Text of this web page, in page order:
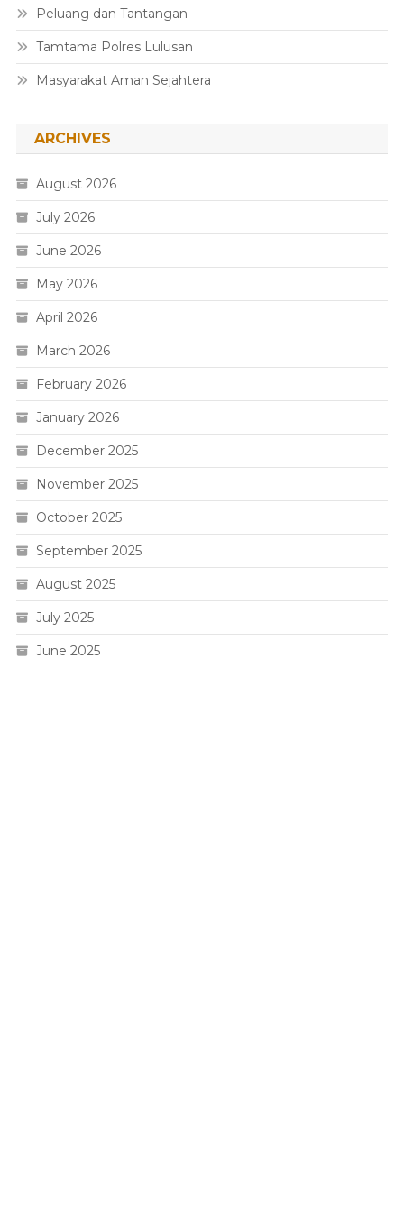
Peluang dan Tantangan
Tamtama Polres Lulusan
Masyarakat Aman Sejahtera
ARCHIVES
August 2026
July 2026
June 2026
May 2026
April 2026
March 2026
February 2026
January 2026
December 2025
November 2025
October 2025
September 2025
August 2025
July 2025
June 2025